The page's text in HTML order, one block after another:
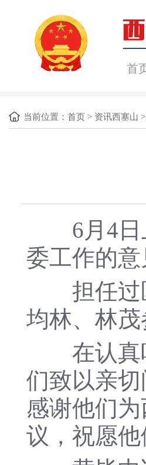
首
当前位置： 首页 > 资讯西塞山 >
6月4日上
委工作的
担任过区
均林、林茂
在认真听
们致以亲
感谢他们
议，祝愿